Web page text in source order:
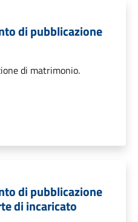
di pubblicazione
di matrimonio.
di pubblicazione
di incaricato